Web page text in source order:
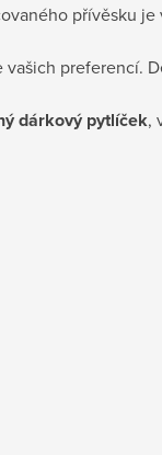
přívěsku
preferencí.
dárkový pytlíček,